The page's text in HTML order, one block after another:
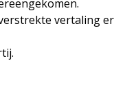
vertaling